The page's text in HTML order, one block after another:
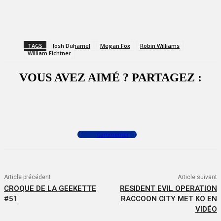
TAGS Josh Duhamel Megan Fox
Robin Williams
William Fichtner
VOUS AVEZ AIMÉ ? PARTAGEZ :
Commenter
Article précédent
CROQUE DE LA GEEKETTE
#51
Article suivant
RESIDENT EVIL OPERATION
RACCOON CITY MET KO EN
VIDÉO